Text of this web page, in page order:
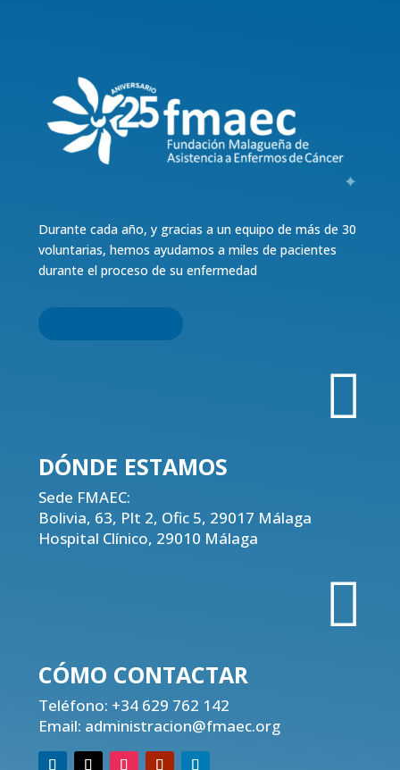
Durante cada año, y gracias a un equipo de más de 30
voluntarias, hemos ayudamos a miles de pacientes
durante el proceso de su enfermedad

DÓNDE ESTAMOS
Sede FMAEC:
Bolivia, 63, Plt 2, Ofic 5, 29017 Málaga
Hospital Clínico, 29010 Málaga

CÓMO CONTACTAR
Teléfono: +34 629 762 142
Email: administracion@fmaec.org